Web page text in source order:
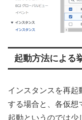
起動方法による
インスタンスを再起
する場合と、各仮想
起動というのでは少